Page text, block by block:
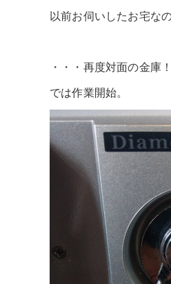
以前お伺いしたお宅な
・・・再度対面の金庫！
では作業開始。